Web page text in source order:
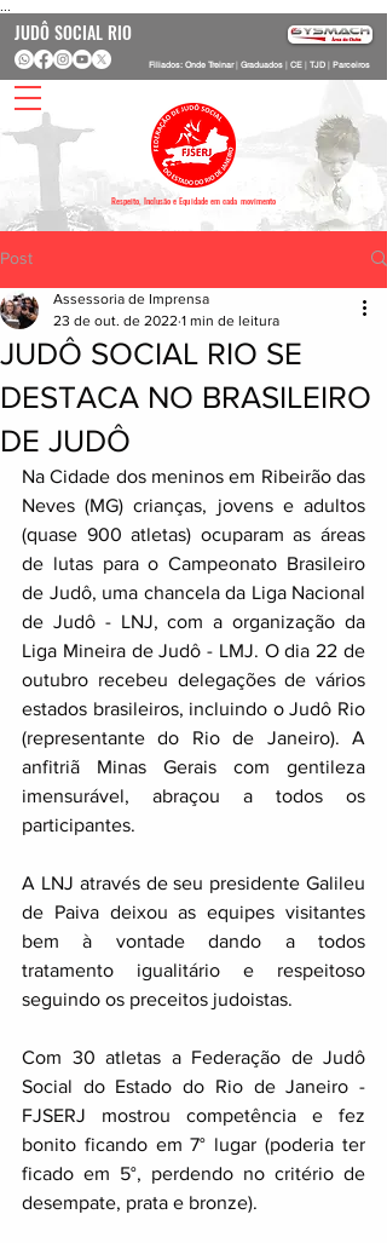
JUDÔ SOCIAL RIO
Filiados: Onde Treinar| Graduados | CE | TJD | Parceiros
Respeito, Inclusão e Equidade em cada movimento
Post
JUDÔ SOCIAL RIO SE
DESTACA NO BRASILEIRO
DE JUDÔ
Assessoria de Imprensa
23 de out. de 2022 1 min de leitura
Na Cidade dos meninos em Ribeirão das
Neves (MG) crianças, jovens e adultos
(quase 900 atletas) ocuparam as áreas
de lutas para o Campeonato Brasileiro
de Judô, uma chancela da Liga Nacional
de Judô - LNJ, com a organização da
Liga Mineira de Judô - LMJ. O dia 22 de
outubro recebeu delegações de vários
estados brasileiros, incluindo o Judô Rio
(representante do Rio de Janeiro). A
anfitriã Minas Gerais com gentileza
imensurável, abraçou a todos os
participantes.
A LNJ através de seu presidente Galileu
de Paiva deixou as equipes visitantes
bem à vontade dando a todos
tratamento igualitário e respeitoso
seguindo os preceitos judoistas.
Com 30 atletas a Federação de Judô
Social do Estado do Rio de Janeiro -
FJSERJ mostrou competência e fez
bonito ficando em 7° lugar (poderia ter
ficado em 5°, perdendo no critério de
desempate, prata e bronze).